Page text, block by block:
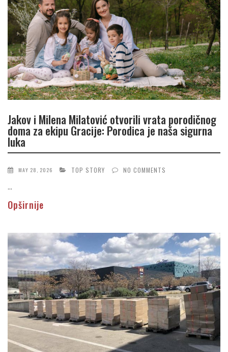
Jakov i Milena Milatović otvorili vrata porodičnog
doma za ekipu Gracije: Porodica je naša sigurna
luka
MAY 28, 2026 TOP STORY NO COMMENTS
...
Opširnije